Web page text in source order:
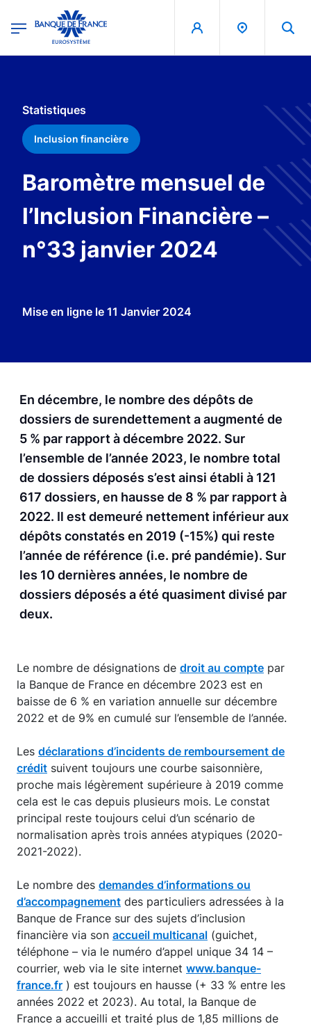
Banque de France - Menu Principal
Statistiques
Inclusion financière
Baromètre mensuel de
l’Inclusion Financière –
n°33 janvier 2024
Mise en ligne le 11 Janvier 2024
En décembre, le nombre des dépôts de
dossiers de surendettement a augmenté de
5 % par rapport à décembre 2022. Sur
l’ensemble de l’année 2023, le nombre total
de dossiers déposés s’est ainsi établi à 121
617 dossiers, en hausse de 8 % par rapport à
2022. Il est demeuré nettement inférieur aux
dépôts constatés en 2019 (-15%) qui reste
l’année de référence (i.e. pré pandémie). Sur
les 10 dernières années, le nombre de
dossiers déposés a été quasiment divisé par
deux.
Le nombre de désignations de droit au compte par
la Banque de France en décembre 2023 est en
baisse de 6 % en variation annuelle sur décembre
2022 et de 9% en cumulé sur l’ensemble de l’année.
Les déclarations d’incidents de remboursement de
crédit suivent toujours une courbe saisonnière,
proche mais légèrement supérieure à 2019 comme
cela est le cas depuis plusieurs mois. Le constat
principal reste toujours celui d’un scénario de
normalisation après trois années atypiques (2020-
2021-2022).
Le nombre des demandes d’informations ou
d’accompagnement des particuliers adressées à la
Banque de France sur des sujets d’inclusion
financière via son accueil multicanal (guichet,
téléphone – via le numéro d’appel unique 34 14 –
courrier, web via le site internet www.banque-
france.fr ) est toujours en hausse (+ 33 % entre les
années 2022 et 2023). Au total, la Banque de
France a accueilli et traité plus de 1,85 millions de